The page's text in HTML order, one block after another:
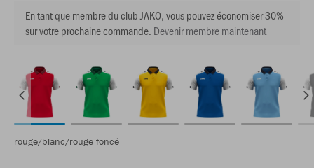
En tant que membre du club JAKO, vous pouvez économiser 30%
sur votre prochaine commande. Devenir membre maintenant
rouge/blanc/rouge foncé